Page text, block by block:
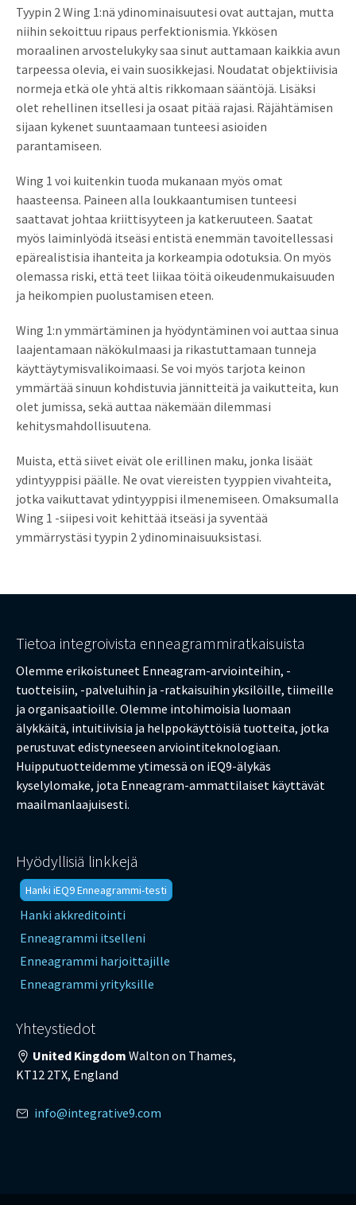
Tyypin 2 Wing 1:nä ydinominaisuutesi ovat auttajan, mutta
niihin sekoittuu ripaus perfektionismia. Ykkösen
moraalinen arvostelukyky saa sinut auttamaan kaikkia avun
tarpeessa olevia, ei vain suosikkejasi. Noudatat objektiivisia
normeja etkä ole yhtä altis rikkomaan sääntöjä. Lisäksi
olet rehellinen itsellesi ja osaat pitää rajasi. Räjähtämisen
sijaan kykenet suuntaamaan tunteesi asioiden
parantamiseen.
Wing 1 voi kuitenkin tuoda mukanaan myös omat
haasteensa. Paineen alla loukkaantumisen tunteesi
saattavat johtaa kriittisyyteen ja katkeruuteen. Saatat
myös laiminlyödä itseäsi entistä enemmän tavoitellessasi
epärealistisia ihanteita ja korkeampia odotuksia. On myös
olemassa riski, että teet liikaa töitä oikeudenmukaisuuden
ja heikompien puolustamisen eteen.
Wing 1:n ymmärtäminen ja hyödyntäminen voi auttaa sinua
laajentamaan näkökulmaasi ja rikastuttamaan tunneja
käyttäytymisvalikoimaasi. Se voi myös tarjota keinon
ymmärtää sinuun kohdistuvia jännitteitä ja vaikutteita, kun
olet jumissa, sekä auttaa näkemään dilemmasi
kehitysmahdollisuutena.
Muista, että siivet eivät ole erillinen maku, jonka lisäät
ydintyyppisi päälle. Ne ovat viereisten tyyppien vivahteita,
jotka vaikuttavat ydintyyppisi ilmenemiseen. Omaksumalla
Wing 1 -siipesi voit kehittää itseäsi ja syventää
ymmärrystäsi tyypin 2 ydinominaisuuksistasi.
Tietoa integroivista enneagrammiratkaisuista
Olemme erikoistuneet Enneagram-arviointeihin, -
tuotteisiin, -palveluihin ja -ratkaisuihin yksilöille, tiimeille
ja organisaatioille. Olemme intohimoisia luomaan
älykkäitä, intuitiivisia ja helppokäyttöisiä tuotteita, jotka
perustuvat edistyneeseen arviointiteknologiaan.
Huipputuotteidemme ytimessä on iEQ9-älykäs
kyselylomake, jota Enneagram-ammattilaiset käyttävät
maailmanlaajuisesti.
Hyödyllisiä linkkejä
Hanki iEQ9 Enneagrammi-testi
Hanki akkreditointi
Enneagrammi itselleni
Enneagrammi harjoittajille
Enneagrammi yrityksille
Yhteystiedot
United Kingdom Walton on Thames,
KT12 2TX, England
info@integrative9.com